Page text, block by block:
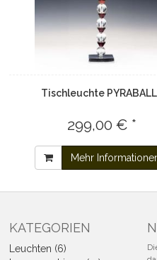
Tischleuchte
299,00 € *
Mehr
KATEGORIEN
Leuchten (6)